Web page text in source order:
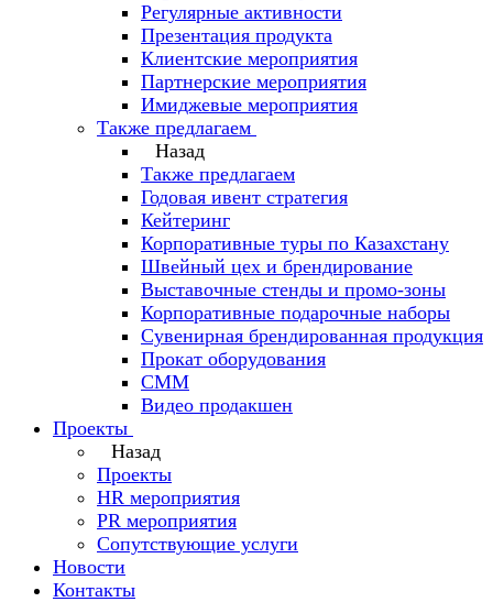
Регулярные активности
Презентация продукта
Клиентские мероприятия
Партнерские мероприятия
Имиджевые мероприятия
Также предлагаем
Назад
Также предлагаем
Годовая ивент стратегия
Кейтеринг
Корпоративные туры по Казахстану
Швейный цех и брендирование
Выставочные стенды и промо-зоны
Корпоративные подарочные наборы
Сувенирная брендированная продукция
Прокат оборудования
СММ
Видео продакшен
Проекты
Назад
Проекты
HR мероприятия
PR мероприятия
Сопутствующие услуги
Новости
Контакты